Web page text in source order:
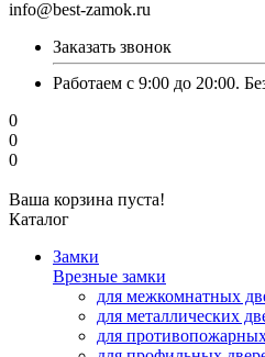
info@best-zamok.ru
Заказать звонок
Работаем с 9:00 до 20:00.
0
0
0
Ваша корзина пуста!
Каталог
Замки
Врезные замки
для межкомнатных
для металлических
для